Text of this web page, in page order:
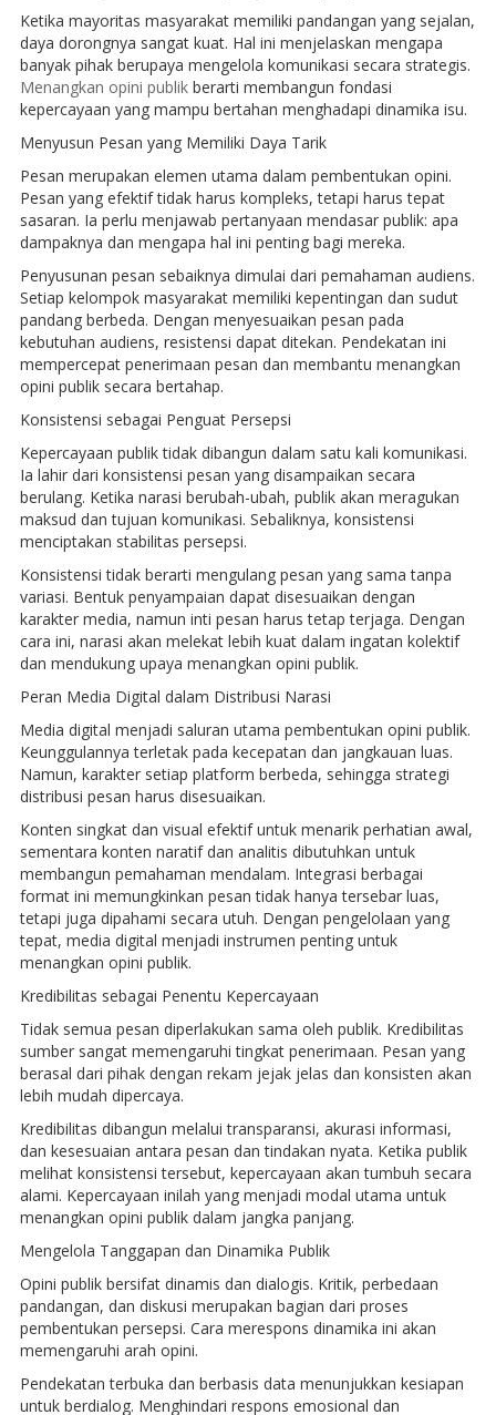
Ketika mayoritas masyarakat memiliki pandangan yang sejalan,
daya dorongnya sangat kuat. Hal ini menjelaskan mengapa
banyak pihak berupaya mengelola komunikasi secara strategis.
Menangkan opini publikberarti membangun fondasi
kepercayaan yang mampu bertahan menghadapi dinamika isu.
Menyusun Pesan yang Memiliki Daya Tarik
Pesan merupakan elemen utama dalam pembentukan opini.
Pesan yang efektif tidak harus kompleks, tetapi harus tepat
sasaran. Ia perlu menjawab pertanyaan mendasar publik: apa
dampaknya dan mengapa hal ini penting bagi mereka.
Penyusunan pesan sebaiknya dimulai dari pemahaman audiens.
Setiap kelompok masyarakat memiliki kepentingan dan sudut
pandang berbeda. Dengan menyesuaikan pesan pada
kebutuhan audiens, resistensi dapat ditekan. Pendekatan ini
mempercepat penerimaan pesan dan membantu menangkan
opini publik secara bertahap.
Konsistensi sebagai Penguat Persepsi
Kepercayaan publik tidak dibangun dalam satu kali komunikasi.
Ia lahir dari konsistensi pesan yang disampaikan secara
berulang. Ketika narasi berubah-ubah, publik akan meragukan
maksud dan tujuan komunikasi. Sebaliknya, konsistensi
menciptakan stabilitas persepsi.
Konsistensi tidak berarti mengulang pesan yang sama tanpa
variasi. Bentuk penyampaian dapat disesuaikan dengan
karakter media, namun inti pesan harus tetap terjaga. Dengan
cara ini, narasi akan melekat lebih kuat dalam ingatan kolektif
dan mendukung upaya menangkan opini publik.
Peran Media Digital dalam Distribusi Narasi
Media digital menjadi saluran utama pembentukan opini publik.
Keunggulannya terletak pada kecepatan dan jangkauan luas.
Namun, karakter setiap platform berbeda, sehingga strategi
distribusi pesan harus disesuaikan.
Konten singkat dan visual efektif untuk menarik perhatian awal,
sementara konten naratif dan analitis dibutuhkan untuk
membangun pemahaman mendalam. Integrasi berbagai
format ini memungkinkan pesan tidak hanya tersebar luas,
tetapi juga dipahami secara utuh. Dengan pengelolaan yang
tepat, media digital menjadi instrumen penting untuk
menangkan opini publik.
Kredibilitas sebagai Penentu Kepercayaan
Tidak semua pesan diperlakukan sama oleh publik. Kredibilitas
sumber sangat memengaruhi tingkat penerimaan. Pesan yang
berasal dari pihak dengan rekam jejak jelas dan konsisten akan
lebih mudah dipercaya.
Kredibilitas dibangun melalui transparansi, akurasi informasi,
dan kesesuaian antara pesan dan tindakan nyata. Ketika publik
melihat konsistensi tersebut, kepercayaan akan tumbuh secara
alami. Kepercayaan inilah yang menjadi modal utama untuk
menangkan opini publik dalam jangka panjang.
Mengelola Tanggapan dan Dinamika Publik
Opini publik bersifat dinamis dan dialogis. Kritik, perbedaan
pandangan, dan diskusi merupakan bagian dari proses
pembentukan persepsi. Cara merespons dinamika ini akan
memengaruhi arah opini.
Pendekatan terbuka dan berbasis data menunjukkan kesiapan
untuk berdialog. Menghindari respons emosional dan